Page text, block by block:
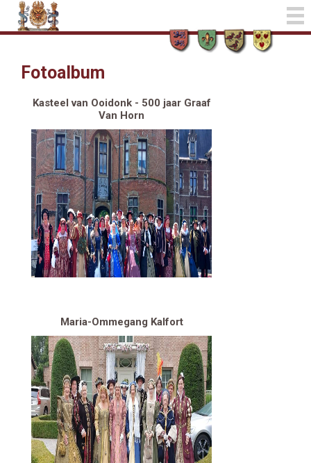
Fotoalbum
Kasteel van Ooidonk - 500 jaar Graaf
Van Horn
Maria-Ommegang Kalfort